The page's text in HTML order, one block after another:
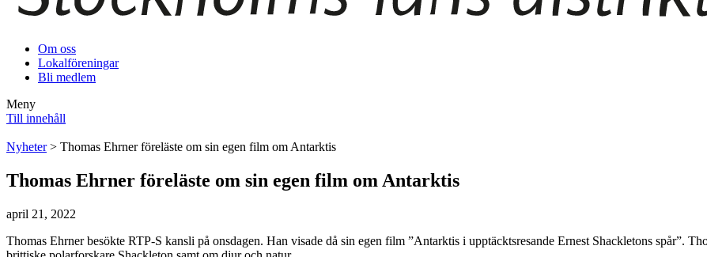
Om oss
Lokalföreningar
Bli medlem
Meny
Till innehåll
Nyheter> Thomas Ehrner föreläste om sin egen film om Antarktis
Thomas Ehrner föreläste om sin egen film om Antarktis
april 21, 2022
Thomas Ehrner besökte RTP-S kansli på onsdagen. Han visade då sin egen film ”Antarktis i upptäcktsresande Ernest Shackletons spår”.